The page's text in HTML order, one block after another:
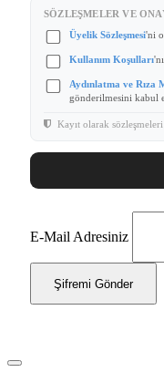
SÖZLEŞMELER VE
Üyelik Sözleşmesi'ni
Kullanım Koşulları
Aydınlatma ve Rıza
gönderilmesini kabul
Kayıt olarak sözleşmeleri
E-Mail Adresiniz
Şifremi Gönder